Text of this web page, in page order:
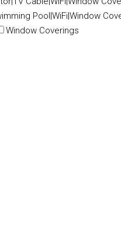
Pool|WiFi|Window
Window Coverings